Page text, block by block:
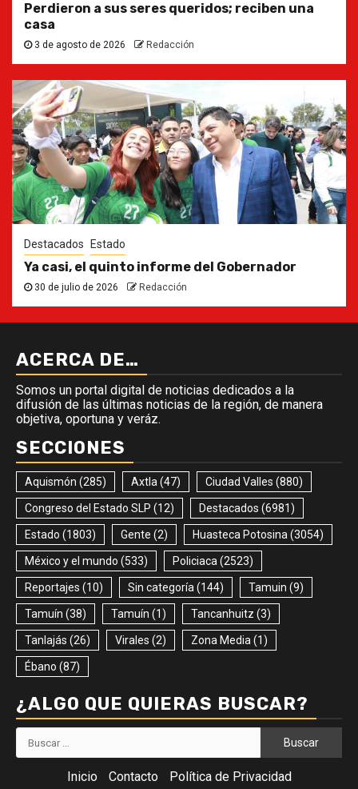
Perdieron a sus seres queridos; reciben una
casa
3 de agosto de 2026 Redacción
Destacados Estado
Ya casi, el quinto informe del Gobernador
30 de julio de 2026 Redacción
ACERCA DE…
Somos un portal digital de noticias dedicados a la
difusión de las últimas noticias de la región, de manera
objetiva, oportuna y veráz.
SECCIONES
Aquismón (285) Axtla (47) Ciudad Valles (880)
Congreso del Estado SLP (12) Destacados (6981)
Estado (1803) Gente (2) Huasteca Potosina (3054)
México y el mundo (533) Policiaca (2523)
Reportajes (10) Sin categoría (144) Tamuin (9)
Tamuín (38) Tamuín (1) Tancanhuitz (3)
Tanlajás (26) Virales (2) Zona Media (1)
Ébano (87)
¿ALGO QUE QUIERAS BUSCAR?
Buscar:
Inicio Contacto Política de Privacidad